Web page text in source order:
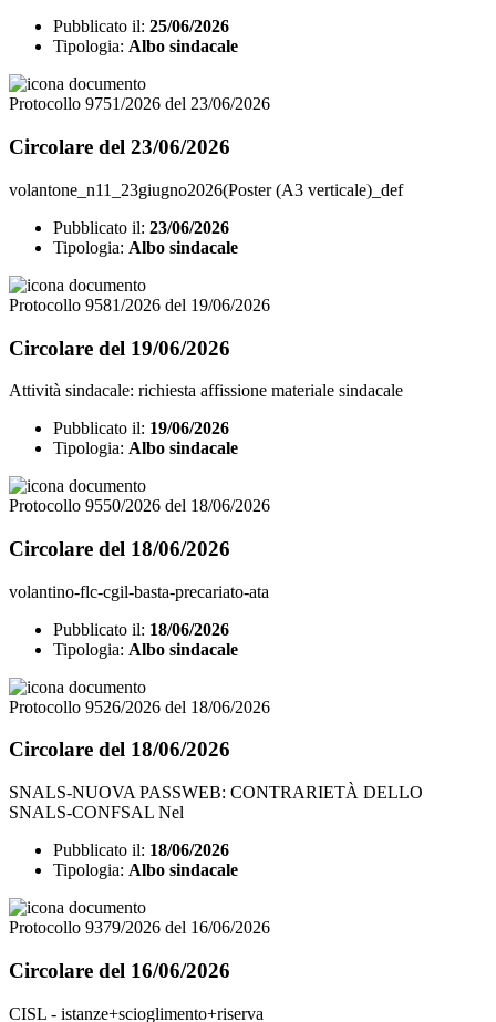
Pubblicato il: 25/06/2026
Tipologia: Albo sindacale
Protocollo 9751/2026 del 23/06/2026
Circolare del 23/06/2026
volantone_n11_23giugno2026(Poster (A3 verticale)_def
Pubblicato il: 23/06/2026
Tipologia: Albo sindacale
Protocollo 9581/2026 del 19/06/2026
Circolare del 19/06/2026
Attività sindacale: richiesta affissione materiale sindacale
Pubblicato il: 19/06/2026
Tipologia: Albo sindacale
Protocollo 9550/2026 del 18/06/2026
Circolare del 18/06/2026
volantino-flc-cgil-basta-precariato-ata
Pubblicato il: 18/06/2026
Tipologia: Albo sindacale
Protocollo 9526/2026 del 18/06/2026
Circolare del 18/06/2026
SNALS-NUOVA PASSWEB: CONTRARIETÀ DELLO
SNALS-CONFSAL Nel
Pubblicato il: 18/06/2026
Tipologia: Albo sindacale
Protocollo 9379/2026 del 16/06/2026
Circolare del 16/06/2026
CISL - istanze+scioglimento+riserva